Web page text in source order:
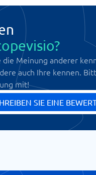
die Meinung anderer
auch Ihre kennen.
mit!
SIE EINE